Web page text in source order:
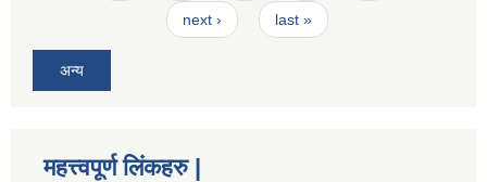
next › last »
अन्य
महत्त्वपूर्ण लिंकहरु |